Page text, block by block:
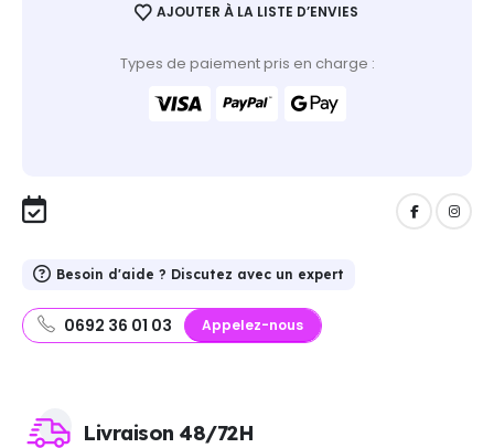
AJOUTER À LA LISTE D’ENVIES
Types de paiement pris en charge :
Besoin d'aide ? Discutez avec un expert
0692 36 01 03 Appelez-nous
Livraison 48/72H